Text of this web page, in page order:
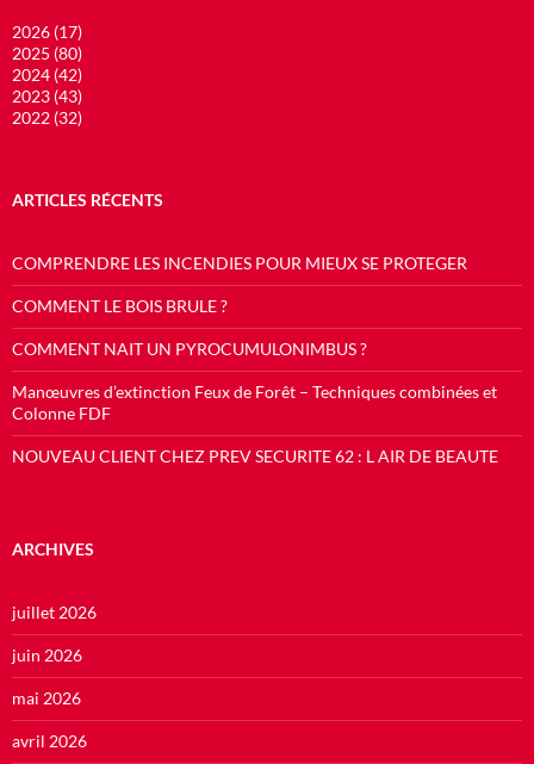
2026 (17)
2025 (80)
2024 (42)
2023 (43)
2022 (32)
ARTICLES RÉCENTS
COMPRENDRE LES INCENDIES POUR MIEUX SE PROTEGER
COMMENT LE BOIS BRULE ?
COMMENT NAIT UN PYROCUMULONIMBUS ?
Manœuvres d’extinction Feux de Forêt – Techniques combinées et
Colonne FDF
NOUVEAU CLIENT CHEZ PREV SECURITE 62 : L AIR DE BEAUTE
ARCHIVES
juillet 2026
juin 2026
mai 2026
avril 2026